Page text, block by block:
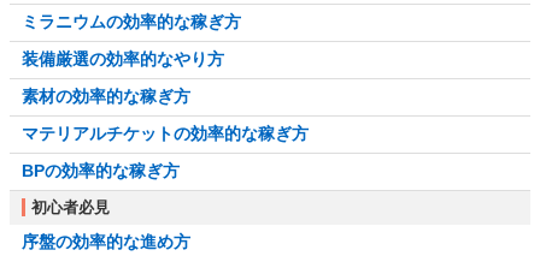
ミラニウムの効率的な稼ぎ方
装備厳選の効率的なやり方
素材の効率的な稼ぎ方
マテリアルチケットの効率的な稼ぎ方
BPの効率的な稼ぎ方
初心者必見
序盤の効率的な進め方